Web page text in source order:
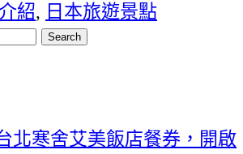
紹, 日本旅遊景點
北寒舍艾美飯店餐券，開啟